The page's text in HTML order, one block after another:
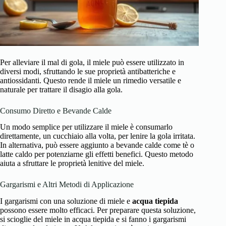
Per alleviare il mal di gola, il miele può essere utilizzato in
diversi modi, sfruttando le sue proprietà antibatteriche e
antiossidanti. Questo rende il miele un rimedio versatile e
naturale per trattare il disagio alla gola.
Consumo Diretto e Bevande Calde
Un modo semplice per utilizzare il miele è consumarlo
direttamente, un cucchiaio alla volta, per lenire la gola irritata.
In alternativa, può essere aggiunto a bevande calde come tè o
latte caldo per potenziarne gli effetti benefici. Questo metodo
aiuta a sfruttare le proprietà lenitive del miele.
Gargarismi e Altri Metodi di Applicazione
I gargarismi con una soluzione di miele e acqua tiepida
possono essere molto efficaci. Per preparare questa soluzione,
si scioglie del miele in acqua tiepida e si fanno i gargarismi